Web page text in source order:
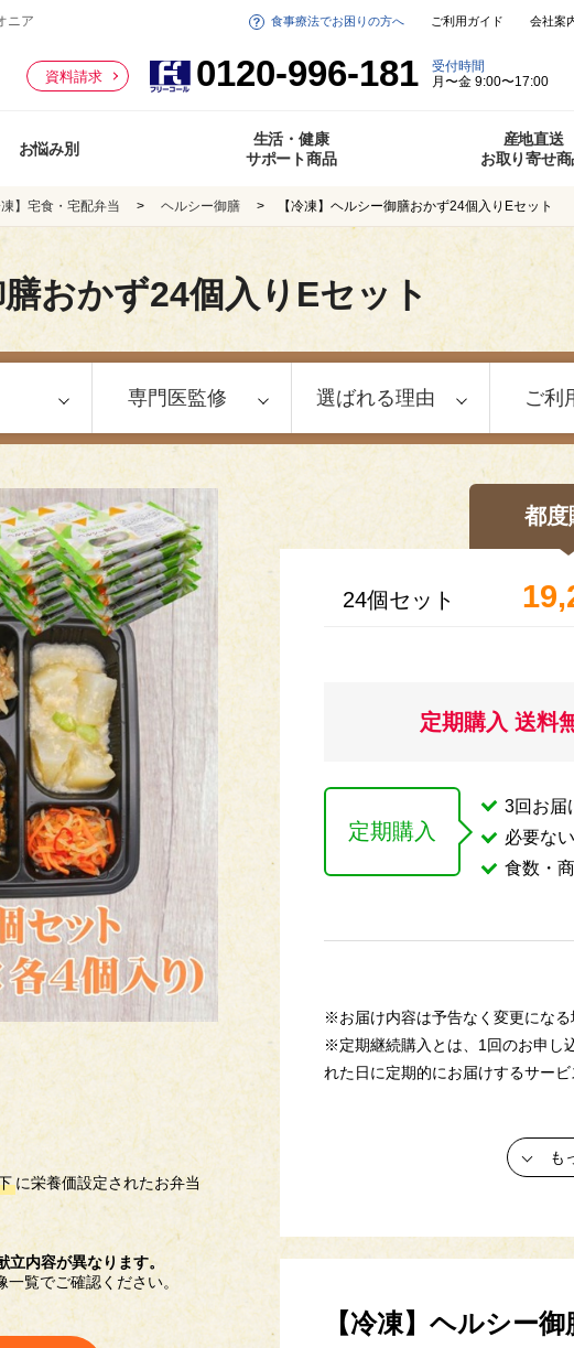
ニア
資料請求 0120-996-181
受付時間
月〜金 9:00〜17:00
食事療法でお困りの方へ ご利用ガイド 会社案
お悩み別
生活・健康
サポート商品
産地直送
お取り寄せ商
凍】宅食・宅配弁当 ヘルシー御膳 【冷凍】ヘルシー御膳おかず24個入りEセット
おかず24個入りEセット
専門医監修 選ばれる理由 ご利
に栄養価設定されたお弁当
内容が異なります。
覧でご確認ください。
都度
24個セット
定期購入 送料
定期購入
3回お届
必要な
食数・
※お届け内容は予告なく変更になる
※定期継続購入とは、1回のお申し
れた日に定期的にお届けするサービ
【献立名】 赤魚の煮付け
【栄養価】
脂質 ：7.4g
も
【冷凍】ヘルシー